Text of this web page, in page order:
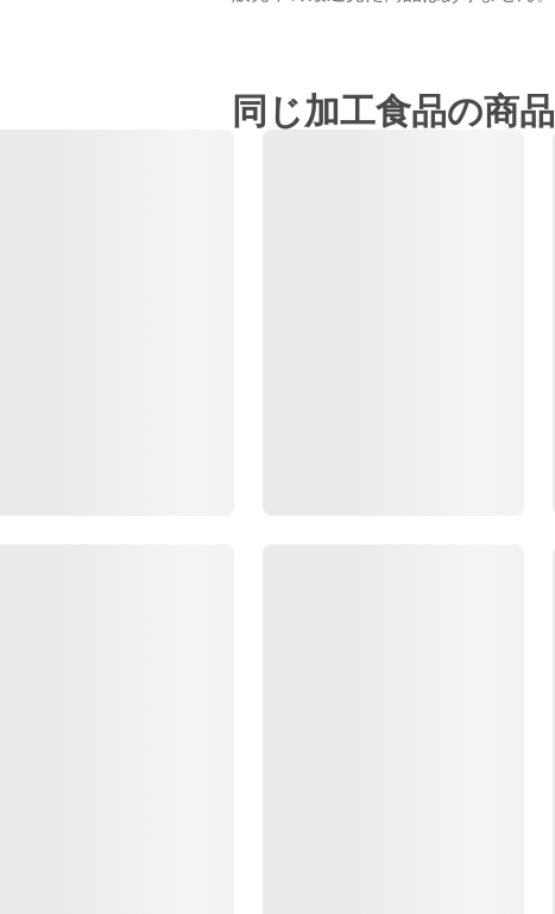
同じ加工食品の商品